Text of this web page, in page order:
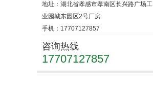
地址：湖北省孝感市孝南区长兴路广场工
业园城东园区2号厂房
手机：17707127857
咨询热线
17707127857